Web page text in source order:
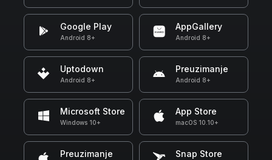
Google Play
Android 8+
AppGallery
Android 8+
Uptodown
Android 8+
Preuzimanje
Android 8+
Microsoft Store
Windows 10+
App Store
macOS 10.10+
Preuzimanje Snap Store